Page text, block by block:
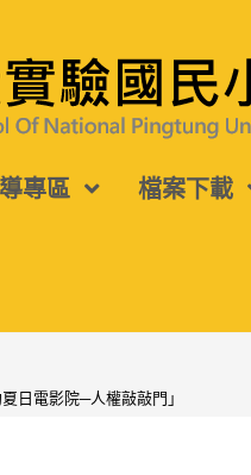
專區 檔案下載
日電影院─人權敲敲門」